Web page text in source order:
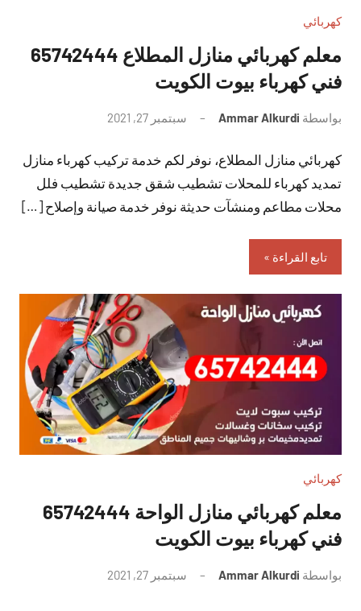
كهربائي
معلم كهربائي منازل المطلاع 65742444
فني كهرباء بيوت الكويت
بواسطة Ammar Alkurdi سبتمبر 27, 2021
تعليقات
كهربائي منازل المطلاع، نوفر لكم خدمة تركيب كهرباء منازل
تمديد كهرباء للمحلات تشطيب شقق جديدة تشطيب فلل
محلات مطاعم ومنشآت حديثة نوفر خدمة صيانة وإصلاح […]
تابع القراءة
كهربائي
معلم كهربائي منازل الواحة 65742444
فني كهرباء بيوت الكويت
بواسطة Ammar Alkurdi سبتمبر 27, 2021